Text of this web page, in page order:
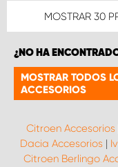
MOSTRAR 30
¿NO HA
MOSTRAR TODOS
ACCESORIOS
Citroen Accesorios
Dacia Accesorios |
Citroen Berlingo